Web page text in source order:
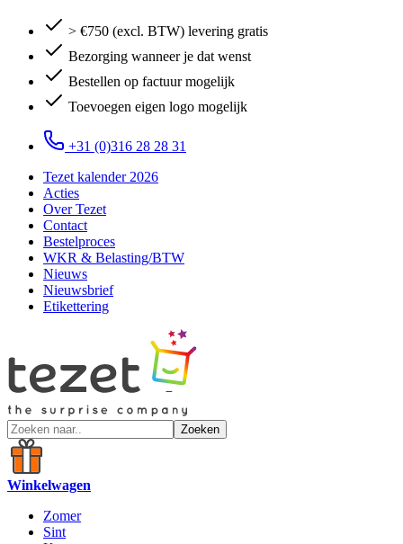
> €750 (excl. BTW) levering gratis
Bezorging wanneer je dat wenst
Bestellen op factuur mogelijk
Toevoegen eigen logo mogelijk
+31 (0)316 28 28 31
Tezet kalender 2026
Acties
Over Tezet
Contact
Bestelproces
WKR & Belasting/BTW
Nieuws
Nieuwsbrief
Etikettering
Zoeken
Winkelwagen
Zomer
Sint